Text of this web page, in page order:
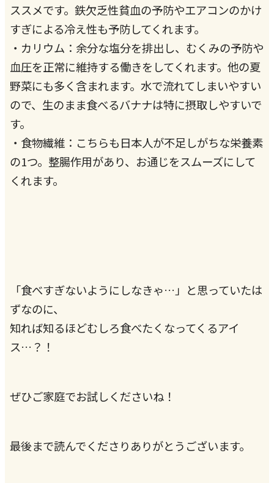
ススメです。鉄欠乏性貧血の予防やエアコンのかけ
すぎによる冷え性も予防してくれます。
・カリウム：余分な塩分を排出し、むくみの予防や
血圧を正常に維持する働きをしてくれます。他の夏
野菜にも多く含まれます。水で流れてしまいやすい
ので、生のまま食べるバナナは特に摂取しやすいで
す。
・食物繊維：こちらも日本人が不足しがちな栄養素
の1つ。整腸作用があり、お通じをスムーズにして
くれます。
「食べすぎないようにしなきゃ…」と思っていたは
ずなのに、
知れば知るほどむしろ食べたくなってくるアイ
ス…？！
ぜひご家庭でお試しくださいね！
最後まで読んでくださりありがとうございます。